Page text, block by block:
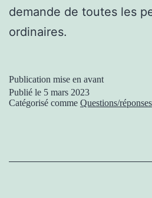
demande de toutes les
ordinaires.
Publication mise en avant
Publié le 5 mars 2023
Catégorisé comme Questions/réponses